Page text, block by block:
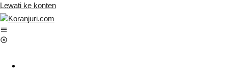
Lewati ke konten